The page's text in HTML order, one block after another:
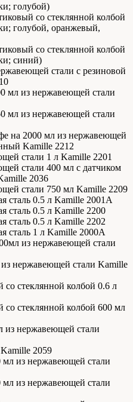
голубой)
со стеклянной колбой
голубой, оранжевый,
со стеклянной колбой
синий)
стали с резиновой
мл из нержавеющей стали
мл из нержавеющей стали
на 2000 мл из нержавеющей
Kamille 2212
стали 1 л Kamille 2201
стали 400 мл с датчиком
2036
стали 750 мл Kamille 2209
сталь 0.5 л Kamille 2001А
сталь 0.5 л Kamille 2200
сталь 0.5 л Kamille 2202
сталь 1 л Kamille 2000А
из нержавеющей стали
нержавеющей стали Kamille
со стеклянной колбой 0.6 л
со стеклянной колбой 600 мл
из нержавеющей стали
2059
мл из нержавеющей стали
мл из нержавеющей стали